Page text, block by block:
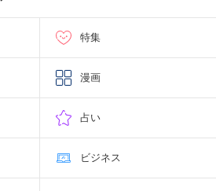
特集
漫画
占い
ビジネス